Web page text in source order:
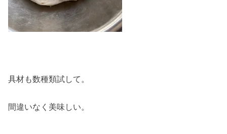
具材も数種類試して。
間違いなく美味しい。